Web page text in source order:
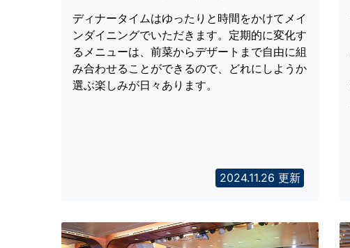
ディナータイムはゆったりと時間をかけてメイ
ンダイニングでいただきます。定期的に変化す
るメニューは、前菜からデザートまで自由に組
み合わせることができるので、どれにしようか
選ぶ楽しみが日々あります。
2024.11.26 更新